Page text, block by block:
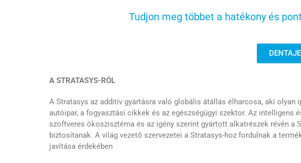
Tudjon meg többet a hatékony és
A STRATASYS-RÓL
A Stratasys az additív gyártásra való globális átállás élharcosa, aki
autóipar, a fogyasztási cikkek és az egészségügyi szektor. Az
szoftveres ökoszisztéma és az igény szerint gyártott alkatrészek révén
biztosítanak. A világ vezető szervezetei a Stratasys-hoz fordulnak a
javítása érdekében